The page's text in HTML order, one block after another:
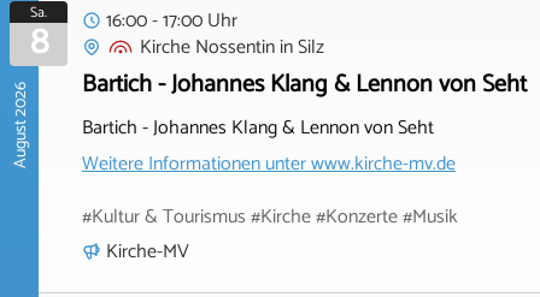
August 2026
Sa.
8
16:00 - 17:00 Uhr
Kirche NossentininSilz
Bartich - Johannes Klang & Lennon von Seht
Bartich - Johannes Klang & Lennon von Seht
Weitere Informationen unterwww.kirche-mv.de
#Kultur & Tourismus #Kirche #Konzerte #Musik
Kirche-MV